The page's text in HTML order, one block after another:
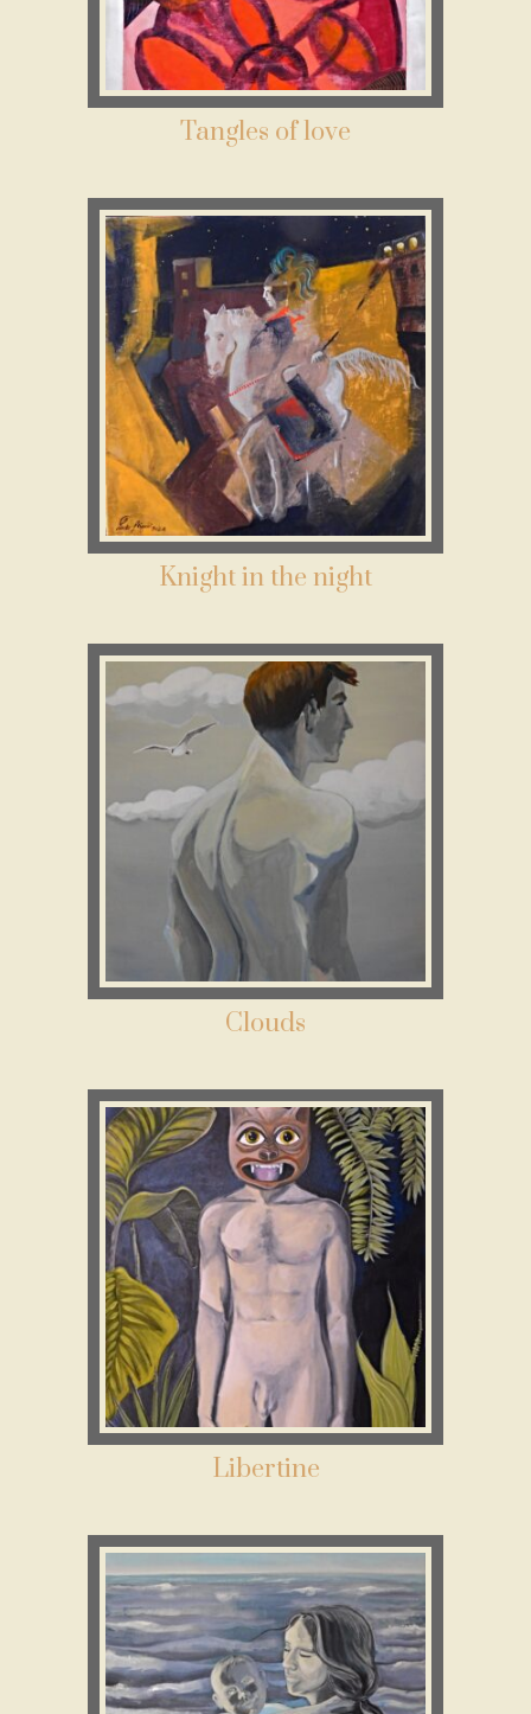
Tangles of love
Knight in the night
Clouds
Libertine